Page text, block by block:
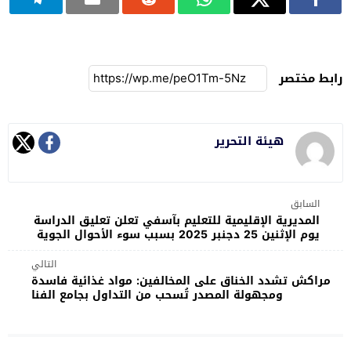
رابط مختصر
هيئة التحرير
السابق
المديرية الإقليمية للتعليم بآسفي تعلن تعليق الدراسة
يوم الإثنين 25 دجنبر 2025 بسبب سوء الأحوال الجوية
التالي
مراكش تشدد الخناق على المخالفين: مواد غذائية فاسدة
ومجهولة المصدر تُسحب من التداول بجامع الفنا